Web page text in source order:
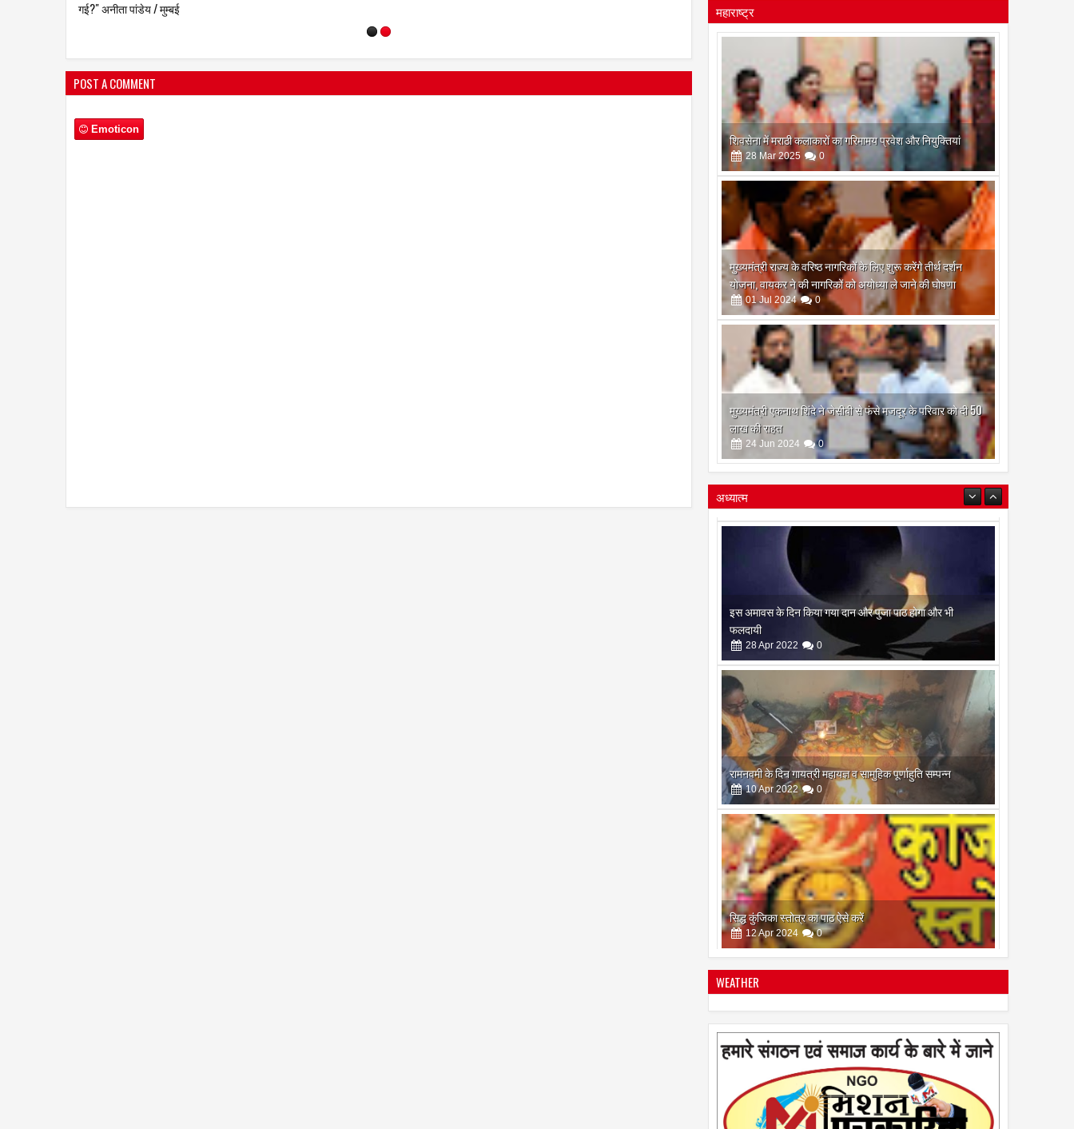
POST A COMMENT
Emoticon
महाराष्ट्र
शिवसेना में मराठी कलाकारों का गरिमामय प्रवेश और नियुक्तियां
28 Mar 2025 0
मुख्यमंत्री राज्य के वरिष्ठ नागरिकों के लिए शुरू करेंगे तीर्थ दर्शन
योजना, वायकर ने की नागरिकों को अयोध्या ले जाने की घोषणा
01 Jul 2024 0
मुख्यमंत्री एकनाथ शिंदे ने जेसीबी से फंसे मजदूर के परिवार को दी 50
लाख की राहत
24 Jun 2024 0
अध्यात्म
इस अमावस के दिन किया गया दान और पुजा पाठ होगा और भी
फलदायी
28 Apr 2022 0
रामनवमी के दिन गायत्री महायज्ञ व सामुहिक पूर्णाहुति सम्पन्न
10Apr 2022 0
सिद्ध कुंजिका स्तोत्र का पाठ ऐसे करें
12 Apr 2024 0
स्त्रियां गुरु क्यों नही बन सकती
2022 0
WEATHER